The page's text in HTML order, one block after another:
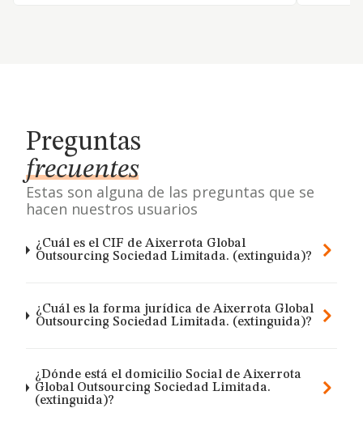
Preguntas
frecuentes
Estas son alguna de las preguntas que se
hacen nuestros usuarios
¿Cuál es el CIF de Aixerrota Global
Outsourcing Sociedad Limitada. (extinguida)?
¿Cuál es la forma jurídica de Aixerrota Global
Outsourcing Sociedad Limitada. (extinguida)?
¿Dónde está el domicilio Social de Aixerrota
Global Outsourcing Sociedad Limitada.
(extinguida)?